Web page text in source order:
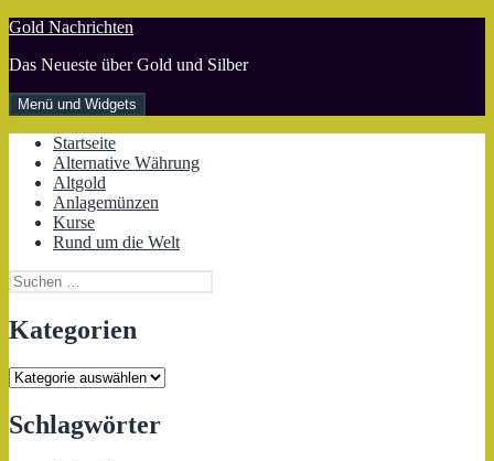
Zum
springen
Gold Nachrichten
Das Neueste über Gold und Silber
Menü und Widgets
Startseite
Alternative Währung
Altgold
Anlagemünzen
Kurse
Rund um die Welt
Suchen
nach:
Kategorien
Kategorien
Schlagwörter